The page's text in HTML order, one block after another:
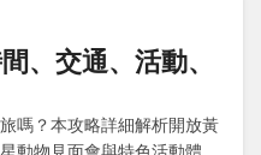
、交通、活動、
嗎？本攻略詳細解析開放黃
動物見面會與特色活動體